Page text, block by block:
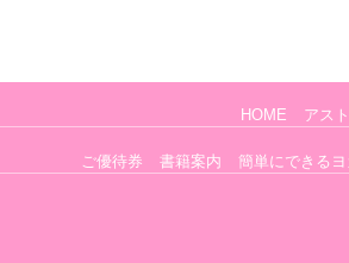
HOME アス
ご優待券 書籍案内 簡単にできる